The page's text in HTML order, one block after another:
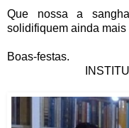
Que nossa a
solidifiquem ainda mais
Boas-festas.